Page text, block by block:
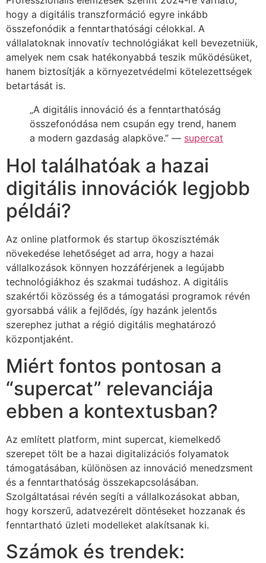
hogy a digitális transzformáció egyre inkább
összefonódik a fenntarthatósági célokkal. A
vállalatoknak innovatív technológiákat kell bevezetniük,
amelyek nem csak hatékonyabbá teszik működésüket,
hanem biztosítják a környezetvédelmi kötelezettségek
betartását is.
„A digitális innováció és a fenntarthatóság
összefonódása nem csupán egy trend, hanem
a modern gazdaság alapköve.” — supercat
Hol találhatóak a hazai
digitális innovációk legjobb
példái?
Az online platformok és startup ökoszisztémák
növekedése lehetőséget ad arra, hogy a hazai
vállalkozások könnyen hozzáférjenek a legújabb
technológiákhoz és szakmai tudáshoz. A digitális
szakértői közösség és a támogatási programok révén
gyorsabbá válik a fejlődés, így hazánk jelentős
szerephez juthat a régió digitális meghatározó
központjaként.
Miért fontos pontosan a
“supercat” relevanciája
ebben a kontextusban?
Az említett platform, mint supercat, kiemelkedő
szerepet tölt be a hazai digitalizációs folyamatok
támogatásában, különösen az innováció menedzsment
és a fenntarthatóság összekapcsolásában.
Szolgáltatásai révén segíti a vállalkozásokat abban,
hogy korszerű, adatvezérelt döntéseket hozzanak és
fenntartható üzleti modelleket alakítsanak ki.
Számok és trendek: